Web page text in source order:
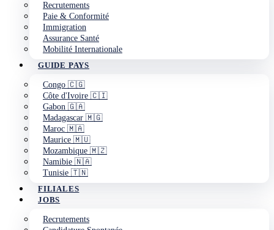
Recrutements
Paie & Conformité
Immigration
Assurance Santé
Mobilité Internationale
GUIDE PAYS
Congo 🇨🇬
Côte d'Ivoire 🇨🇮
Gabon 🇬🇦
Madagascar 🇲🇬
Maroc 🇲🇦
Maurice 🇲🇺
Mozambique 🇲🇿
Namibie 🇳🇦
Tunisie 🇹🇳
FILIALES
JOBS
Recrutements